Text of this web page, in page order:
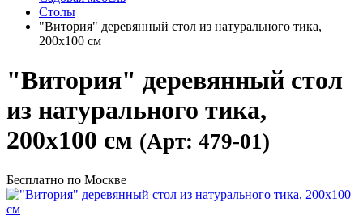
Столы
"Витория" деревянный стол из натурального тика,
200х100 см
"Витория" деревянный стол
из натурального тика,
200х100 см (Арт: 479-01)
Бесплатно по Москве